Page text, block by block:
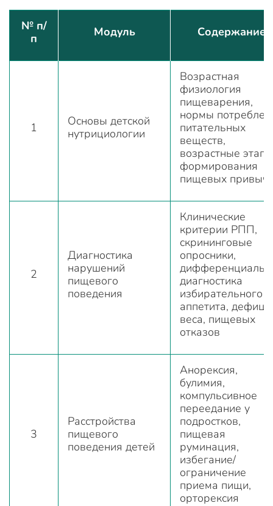
№ п/
п
Модуль Содержание
1
Основы детской
нутрициологии
Возрастная
физиология
пищеварения,
нормы
питательных
веществ,
возрастные этапы
формирования
пищевых
2
Диагностика
нарушений
пищевого
поведения
Клинические
критерии РПП,
скрининговые
опросники,
диагностика
избирательного
аппетита,
веса, пищевых
отказов
3
Расстройства
пищевого
поведения детей
Анорексия,
булимия,
компульсивное
переедание у
подростков,
пищевая
руминация,
избегание/
ограничение
приема пищи,
орторексия